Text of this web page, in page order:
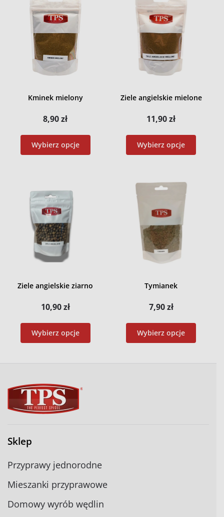
Kminek mielony
8,90zł
Wybierz opcje
Ziele angielskie mielone
11,90zł
Wybierz opcje
Ziele angielskie ziarno
10,90zł
Wybierz opcje
Tymianek
7,90zł
Wybierz opcje
Sklep
Przyprawy jednorodne
Mieszanki przyprawowe
Domowy wyrób wędlin